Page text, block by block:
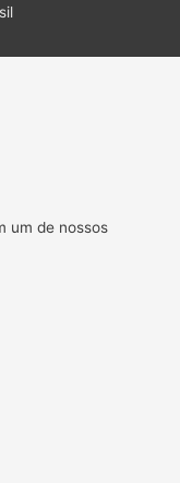
um de nossos